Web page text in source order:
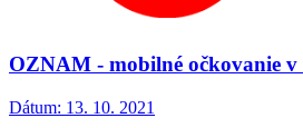
OZNAM - mobilné očkovanie
Dátum: 13. 10. 2021